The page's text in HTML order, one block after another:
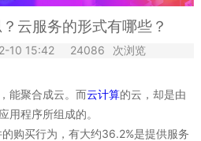
云服务的形式有哪些？
10 15:42 24086
次浏览
能聚合成云。而云计算的云，却是由
用程序所组成的。
购买行为，有大约36.2%是提供服务